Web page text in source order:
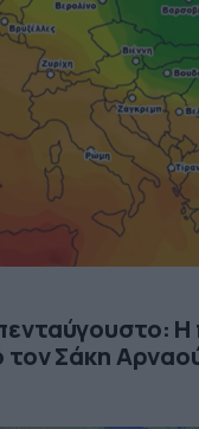
τον Σάκη